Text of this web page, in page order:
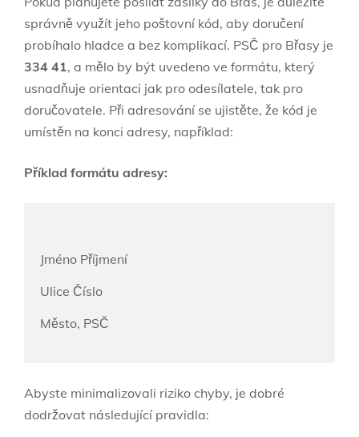
správně⁤ využít jeho poštovní kód,⁤ aby‌ doručení
probíhalo hladce ‌a ⁣bez​ komplikací. PSČ⁤ pro Břasy je
334 41,⁣ a ⁤mělo by být ‌uvedeno ve formátu, který
usnadňuje orientaci⁢ jak pro odesílatele, tak⁣ pro
doručovatele. Při adresování ⁤se⁣ ujistěte, ‍že kód je
umístěn ‌na konci ‌adresy,‌ například:
Příklad formátu adresy:
Jméno Příjmení
Ulice Číslo
Město, PSČ
Abyste minimalizovali riziko chyby, ⁣je dobré
dodržovat ​následující pravidla: